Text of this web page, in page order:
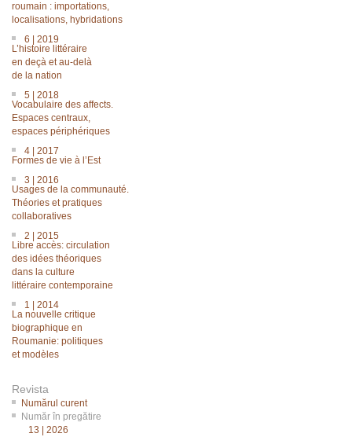
roumain : importations,
localisations, hybridations
6 | 2019
L’histoire littéraire
en deçà et au-delà
de la nation
5 | 2018
Vocabulaire des affects.
Espaces centraux,
espaces périphériques
4 | 2017
Formes de vie à l’Est
3 | 2016
Usages de la communauté.
Théories et pratiques
collaboratives
2 | 2015
Libre accès: circulation
des idées théoriques
dans la culture
littéraire contemporaine
1 | 2014
La nouvelle critique
biographique en
Roumanie: politiques
et modèles
Revista
Numărul curent
Număr în pregătire
13 | 2026